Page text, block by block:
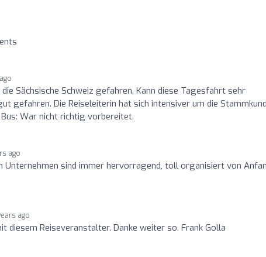
Sächsische Schweiz gefahren. Kann diese Tagesfahrt sehr
gefahren. Die Reiseleiterin hat sich intensiver um die
War nicht richtig vorbereitet.
ago
Unternehmen sind immer hervorragend, toll organisiert von
ago
diesem Reiseveranstalter. Danke weiter so. Frank Golla